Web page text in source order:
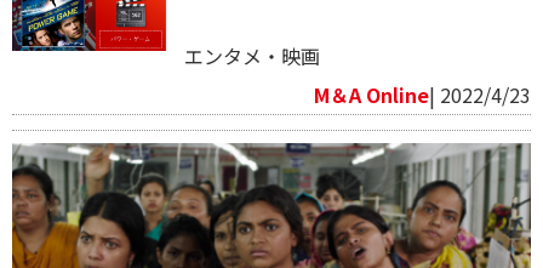
エンタメ・映画
M＆A Online| 2022/4/23